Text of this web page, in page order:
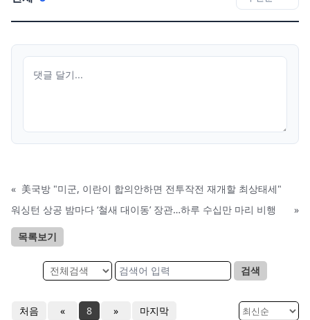
« 美국방 "미군, 이란이 합의안하면 전투작전 재개할 최상태세"
워싱턴 상공 밤마다 ‘철새 대이동’ 장관…하루 수십만 마리 비행
»
목록보기
검색
처음 « 8 » 마지막